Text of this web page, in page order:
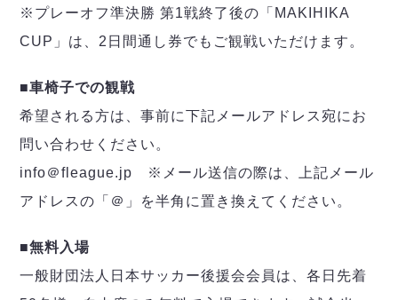
※プレーオフ準決勝 第1戦終了後の「MAKIHIKA
CUP」は、2日間通し券でもご観戦いただけます。
■車椅子での観戦
希望される方は、事前に下記メールアドレス宛にお
問い合わせください。
info＠fleague.jp ※メール送信の際は、上記メール
アドレスの「＠」を半角に置き換えてください。
■無料入場
一般財団法人日本サッカー後援会会員は、各日先着